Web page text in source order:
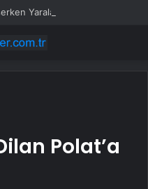
Yaralanma
Polat’a